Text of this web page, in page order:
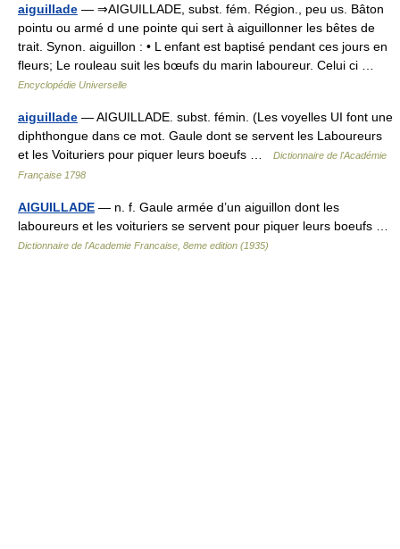
aiguillade — ⇒AIGUILLADE, subst. fém. Région., peu us. Bâton
pointu ou armé d une pointe qui sert à aiguillonner les bêtes de
trait. Synon. aiguillon : • L enfant est baptisé pendant ces jours en
fleurs; Le rouleau suit les bœufs du marin laboureur. Celui ci …
Encyclopédie Universelle
aiguillade — AIGUILLADE. subst. fémin. (Les voyelles UI font une
diphthongue dans ce mot. Gaule dont se servent les Laboureurs
et les Voituriers pour piquer leurs boeufs …
Dictionnaire de l'Académie
Française 1798
AIGUILLADE — n. f. Gaule armée d’un aiguillon dont les
laboureurs et les voituriers se servent pour piquer leurs boeufs …
Dictionnaire de l'Academie Francaise, 8eme edition (1935)